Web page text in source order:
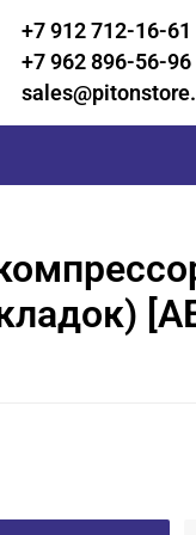
+7 912 712-16-61
+7 962 896-56-96